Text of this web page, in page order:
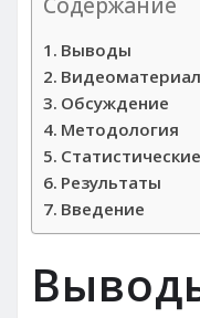
Выводы
Обсуждение
Методология
Результаты
Введение